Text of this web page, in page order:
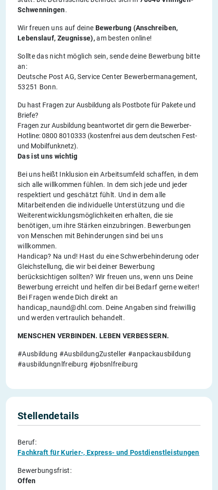
Schwenningen.
Wir freuen uns auf deine Bewerbung (Anschreiben,
Lebenslauf, Zeugnisse),am besten online!
Sollte das nicht möglich sein, sende deine Bewerbung bitte
an:
Deutsche Post AG, Service Center Bewerbermanagement,
53251 Bonn.
Du hast Fragen zur Ausbildung als Postbote für Pakete und
Briefe?
Fragen zur Ausbildung beantwortet dir gern die Bewerber-
Hotline: 0800 8010333 (kostenfrei aus dem deutschen Fest-
und Mobilfunknetz).
Das ist uns wichtig
Bei uns heißt Inklusion ein Arbeitsumfeld schaffen, in dem
sich alle willkommen fühlen. In dem sich jede und jeder
respektiert und geschätzt fühlt. Und in dem alle
Mitarbeitenden die individuelle Unterstützung und die
Weiterentwicklungsmöglichkeiten erhalten, die sie
benötigen, um ihre Stärken einzubringen. Bewerbungen
von Menschen mit Behinderungen sind bei uns
willkommen.
Handicap? Na und! Hast du eine Schwerbehinderung oder
Gleichstellung, die wir bei deiner Bewerbung
berücksichtigen sollten? Wir freuen uns, wenn uns Deine
Bewerbung erreicht und helfen dir bei Bedarf gerne weiter!
Bei Fragen wende Dich direkt an
handicap_naund@dhl.com. Deine Angaben sind freiwillig
und werden vertraulich behandelt.
MENSCHEN VERBINDEN. LEBEN VERBESSERN.
#Ausbildung #AusbildungZusteller #anpackausbildung
#ausbildungnlfreiburg #jobsnlfreiburg
Stellendetails
Beruf:
Fachkraft für Kurier-, Express- und Postdienstleistungen
Bewerbungsfrist:
Offen